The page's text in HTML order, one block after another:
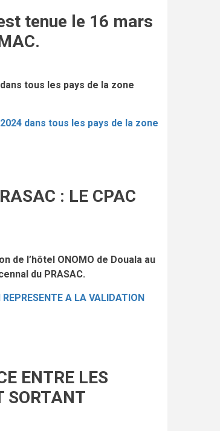
tenue le 16 mars
tous les pays de la zone
dans tous les pays de la zone
: LE CPAC
de l’hôtel ONOMO de Douala au
du PRASAC.
A LA VALIDATION
ENTRE LES
SORTANT